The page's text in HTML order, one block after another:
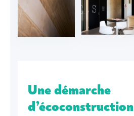
Une démarche
d’écoconstruction